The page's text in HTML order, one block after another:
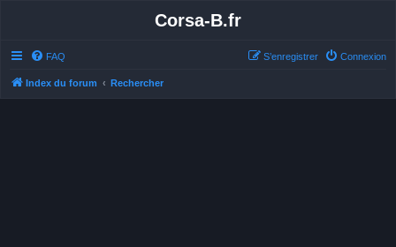
Corsa-B.fr
FAQ Connexion
S’enregistrer
Index du forum Rechercher